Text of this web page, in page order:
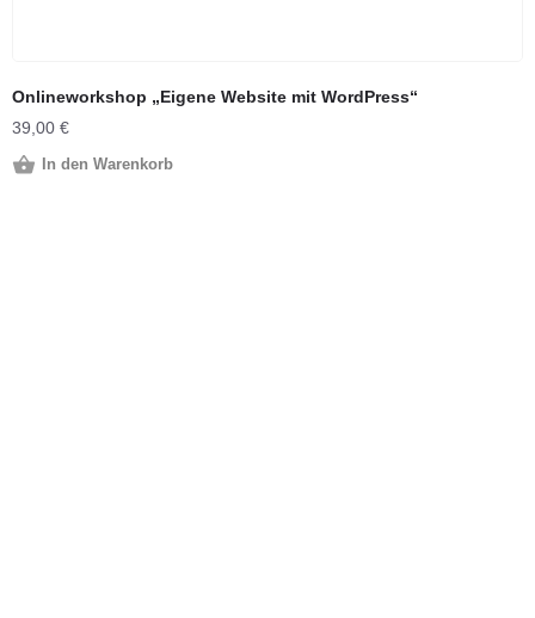
Onlineworkshop „Eigene Website mit WordPress“
39,00 €
In den Warenkorb